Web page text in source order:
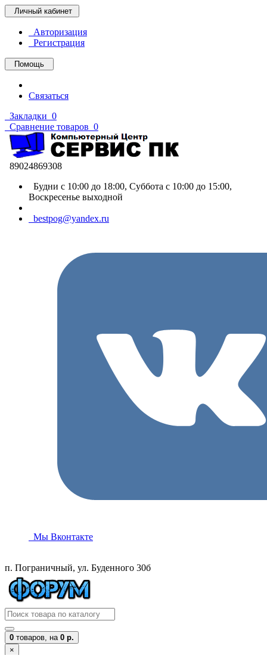
Личный кабинет
Авторизация
Регистрация
Помощь
Связаться
Закладки 0
Сравнение товаров 0
89024869308
Будни с 10:00 до 18:00, Суббота с 10:00 до 15:00,
Воскресенье выходной
bestpog@yandex.ru
Мы Вконтакте
п. Пограничный, ул. Буденного 30б
0 товаров, на 0 р.
×